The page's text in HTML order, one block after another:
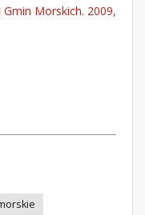
Morskich. 2009,